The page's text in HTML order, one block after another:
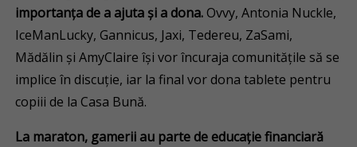
importanța de a ajuta și a dona.Ovvy, Antonia Nuckle,
IceManLucky, Gannicus, Jaxi, Tedereu, ZaSami,
Mădălin și AmyClaire își vor încuraja comunitățile să se
implice în discuție, iar la final vor dona tablete pentru
copiii de la Casa Bună.
La maraton, gamerii au parte de educație financiară